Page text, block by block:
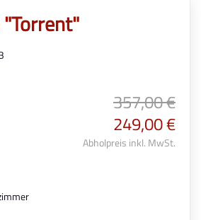
357,00 €
249,00 €
Abholpreis inkl. MwSt.